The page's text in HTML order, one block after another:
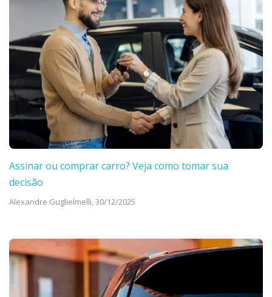
Assinar ou comprar carro? Veja como tomar sua
decisão
Alexandre Guglielmelli,30/12/2025